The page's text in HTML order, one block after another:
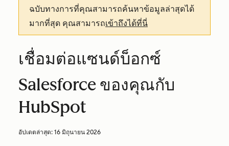
ฉบับทางการที่คุณสามารถค้นหาข้อมูลล่าสุดได้
มากที่สุด คุณสามารถเข้าถึงได้ที่นี่
เชื่อมต่อแซนด์บ็อกซ์
Salesforce ของคุณกับ
HubSpot
อัปเดตล่าสุด: 16 มิถุนายน 2026